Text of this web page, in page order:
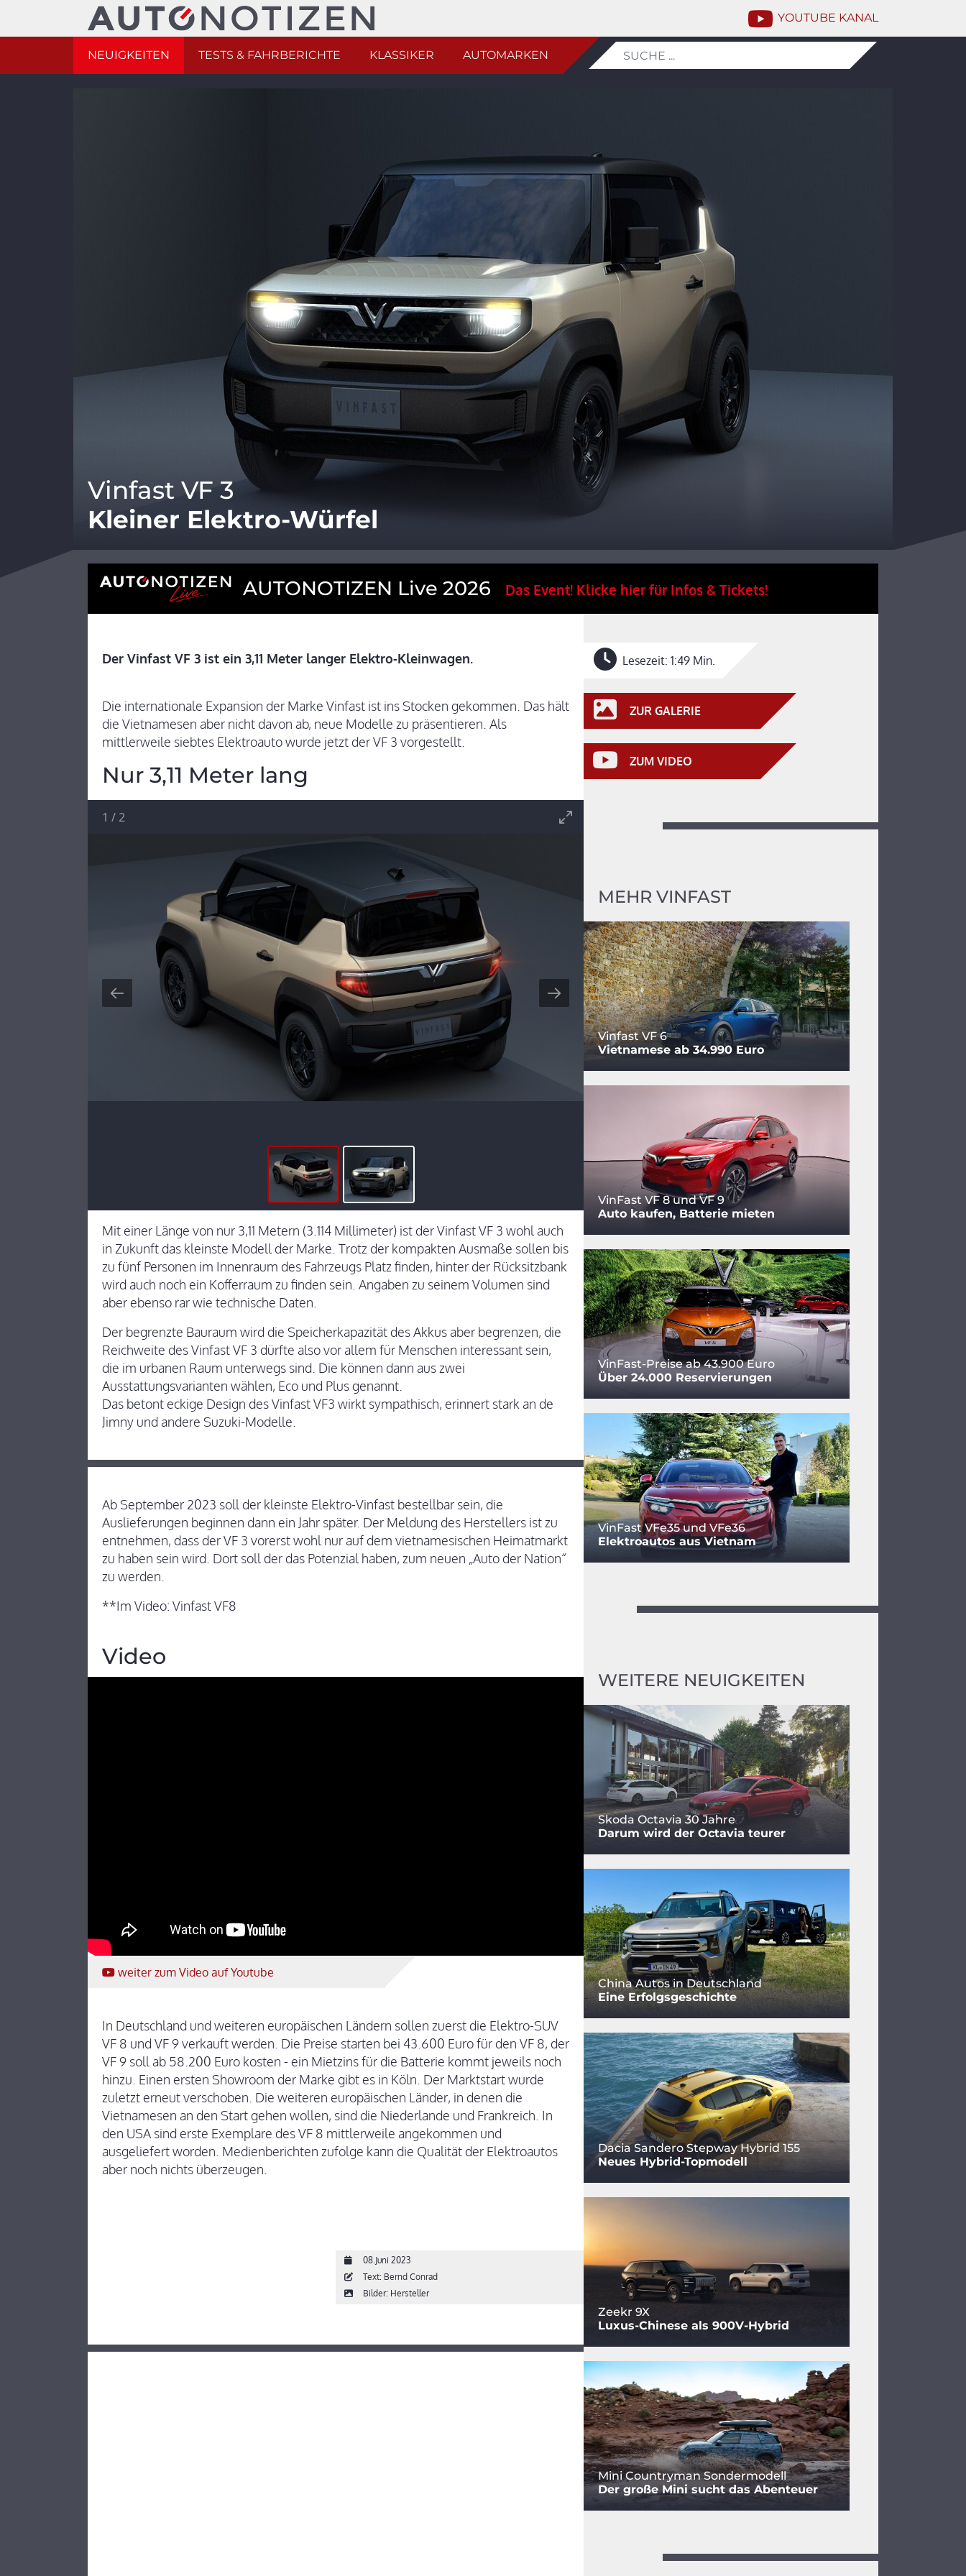
YOUTUBE KANAL
NEUIGKEITEN TESTS & FAHRBERICHTE KLASSIKER AUTOMARKEN
Vinfast VF 3
Kleiner Elektro-Würfel
AUTONOTIZEN Live 2026 Das Event! Klicke hier für Infos & Tickets!
Der Vinfast VF 3 ist ein 3,11 Meter langer Elektro-Kleinwagen.
Die internationale Expansion der Marke Vinfast ist ins Stocken gekommen. Das hält
die Vietnamesen aber nicht davon ab, neue Modelle zu präsentieren. Als
mittlerweile siebtes Elektroauto wurde jetzt der VF 3 vorgestellt.
Nur 3,11 Meter lang
1 /2
Mit einer Länge von nur 3,11 Metern (3.114 Millimeter) ist der Vinfast VF 3 wohl auch
in Zukunft das kleinste Modell der Marke. Trotz der kompakten Ausmaße sollen bis
zu fünf Personen im Innenraum des Fahrzeugs Platz finden, hinter der Rücksitzbank
wird auch noch ein Kofferraum zu finden sein. Angaben zu seinem Volumen sind
aber ebenso rar wie technische Daten.
Der begrenzte Bauraum wird die Speicherkapazität des Akkus aber begrenzen, die
Reichweite des Vinfast VF 3 dürfte also vor allem für Menschen interessant sein,
die im urbanen Raum unterwegs sind. Die können dann aus zwei
Ausstattungsvarianten wählen, Eco und Plus genannt.
Das betont eckige Design des Vinfast VF3 wirkt sympathisch, erinnert stark an de
Jimny und andere Suzuki-Modelle.
Ab September 2023 soll der kleinste Elektro-Vinfast bestellbar sein, die
Auslieferungen beginnen dann ein Jahr später. Der Meldung des Herstellers ist zu
entnehmen, dass der VF 3 vorerst wohl nur auf dem vietnamesischen Heimatmarkt
zu haben sein wird. Dort soll der das Potenzial haben, zum neuen „Auto der Nation“
zu werden.
**Im Video: Vinfast VF8
Video
weiter zum Video auf Youtube
In Deutschland und weiteren europäischen Ländern sollen zuerst die Elektro-SUV
VF 8 und VF 9 verkauft werden. Die Preise starten bei 43.600 Euro für den VF 8, der
VF 9 soll ab 58.200 Euro kosten - ein Mietzins für die Batterie kommt jeweils noch
hinzu. Einen ersten Showroom der Marke gibt es in Köln. Der Marktstart wurde
zuletzt erneut verschoben. Die weiteren europäischen Länder, in denen die
Vietnamesen an den Start gehen wollen, sind die Niederlande und Frankreich. In
den USA sind erste Exemplare des VF 8 mittlerweile angekommen und
ausgeliefert worden. Medienberichten zufolge kann die Qualität der Elektroautos
aber noch nichts überzeugen.
08.Juni 2023
Text: Bernd Conrad
Bilder: Hersteller
Lesezeit: 1:49 Min.
ZUR GALERIE
ZUM VIDEO
MEHR VINFAST
Vinfast VF 6
Vietnamese ab 34.990 Euro
VinFast VF 8 und VF 9
Auto kaufen, Batterie mieten
VinFast-Preise ab 43.900 Euro
Über 24.000 Reservierungen
VinFast VFe35 und VFe36
Elektroautos aus Vietnam
WEITERE NEUIGKEITEN
Skoda Octavia 30 Jahre
Darum wird der Octavia teurer
China Autos in Deutschland
Eine Erfolgsgeschichte
Dacia Sandero Stepway Hybrid 155
Neues Hybrid-Topmodell
Zeekr 9X
Luxus-Chinese als 900V-Hybrid
Mini Countryman Sondermodell
Der große Mini sucht das Abenteuer